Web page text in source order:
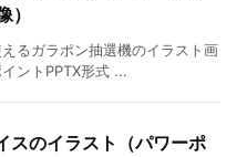
）
るガラポン抽選機のイラスト画
ントPPTX形式 ...
スのイラスト（パワーポ